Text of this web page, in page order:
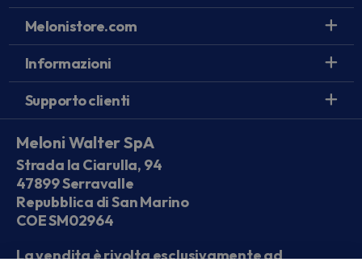
Melonistore.com
Informazioni
Supporto clienti
Meloni Walter SpA
Strada la Ciarulla, 94
47899 Serravalle
Repubblica di San Marino
COE SM02964
La vendita è rivolta esclusivamente ad